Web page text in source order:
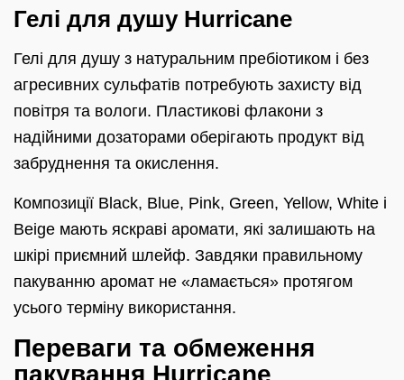
Гелі для душу Hurricane
Гелі для душу з натуральним пребіотиком і без
агресивних сульфатів потребують захисту від
повітря та вологи. Пластикові флакони з
надійними дозаторами оберігають продукт від
забруднення та окислення.
Композиції Black, Blue, Pink, Green, Yellow, White і
Beige мають яскраві аромати, які залишають на
шкірі приємний шлейф. Завдяки правильному
пакуванню аромат не «ламається» протягом
усього терміну використання.
Переваги та обмеження
пакування Hurricane